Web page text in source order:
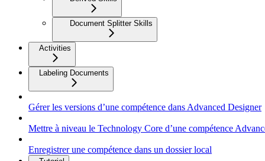
Document Splitter Skills
Activities
Labeling Documents
Gérer les versions d’une compétence dans Advanced Designer
Mettre à niveau le Technology Core d’une compétence
Enregistrer une compétence dans un dossier local